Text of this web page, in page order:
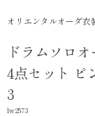
オリエンタルオーダ衣
ドラムソロ
4点セット ピ
3
lw2573